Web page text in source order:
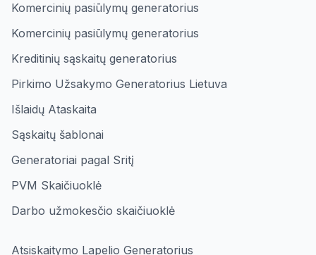
Komercinių pasiūlymų generatorius
Komercinių pasiūlymų generatorius
Kreditinių sąskaitų generatorius
Pirkimo Užsakymo Generatorius Lietuva
Išlaidų Ataskaita
Sąskaitų šablonai
Generatoriai pagal Sritį
PVM Skaičiuoklė
Darbo užmokesčio skaičiuoklė
Atsiskaitymo Lapelio Generatorius